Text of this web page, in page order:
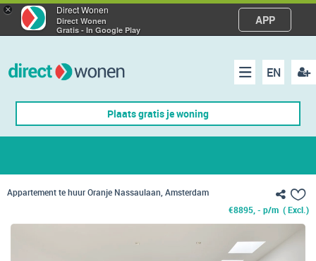
× Direct Wonen
Direct Wonen
Gratis - In Google Play
APP
EN
Menu
Plaats gratis je woning
Appartement te huur Oranje Nassaulaan, Amsterdam
€8895, - p/m ( Excl.)